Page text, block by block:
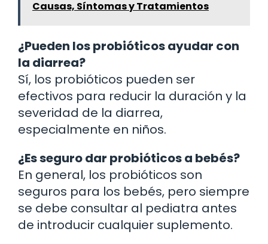
Causas, Síntomas y Tratamientos
¿Pueden los probióticos ayudar con
la diarrea?
Sí, los probióticos pueden ser
efectivos para reducir la duración y la
severidad de la diarrea,
especialmente en niños.
¿Es seguro dar probióticos a bebés?
En general, los probióticos son
seguros para los bebés, pero siempre
se debe consultar al pediatra antes
de introducir cualquier suplemento.